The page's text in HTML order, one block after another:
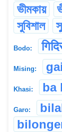
ভীমকায়
সুবিশাল
Bodo:
Mising:
Khasi: ba
Garo: